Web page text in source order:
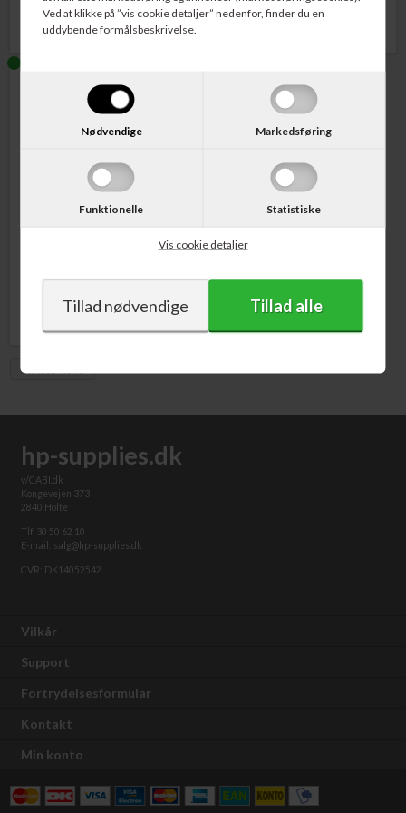
Ved at klikke på ”vis cookie detaljer” nedenfor, finder du en
uddybende formålsbeskrivelse.
Nødvendige Markedsføring
Funktionelle Statistiske
Vis cookie detaljer
Vis med moms
hp-supplies.dk
v/CABI.dk
Kongevejen 373
2840 Holte
Tlf. 30 50 62 10
E-mail: salg@hp-supplies.dk
CVR: DK14052542
Vilkår
Support
Fortrydelsesformular
Kontakt
Min konto